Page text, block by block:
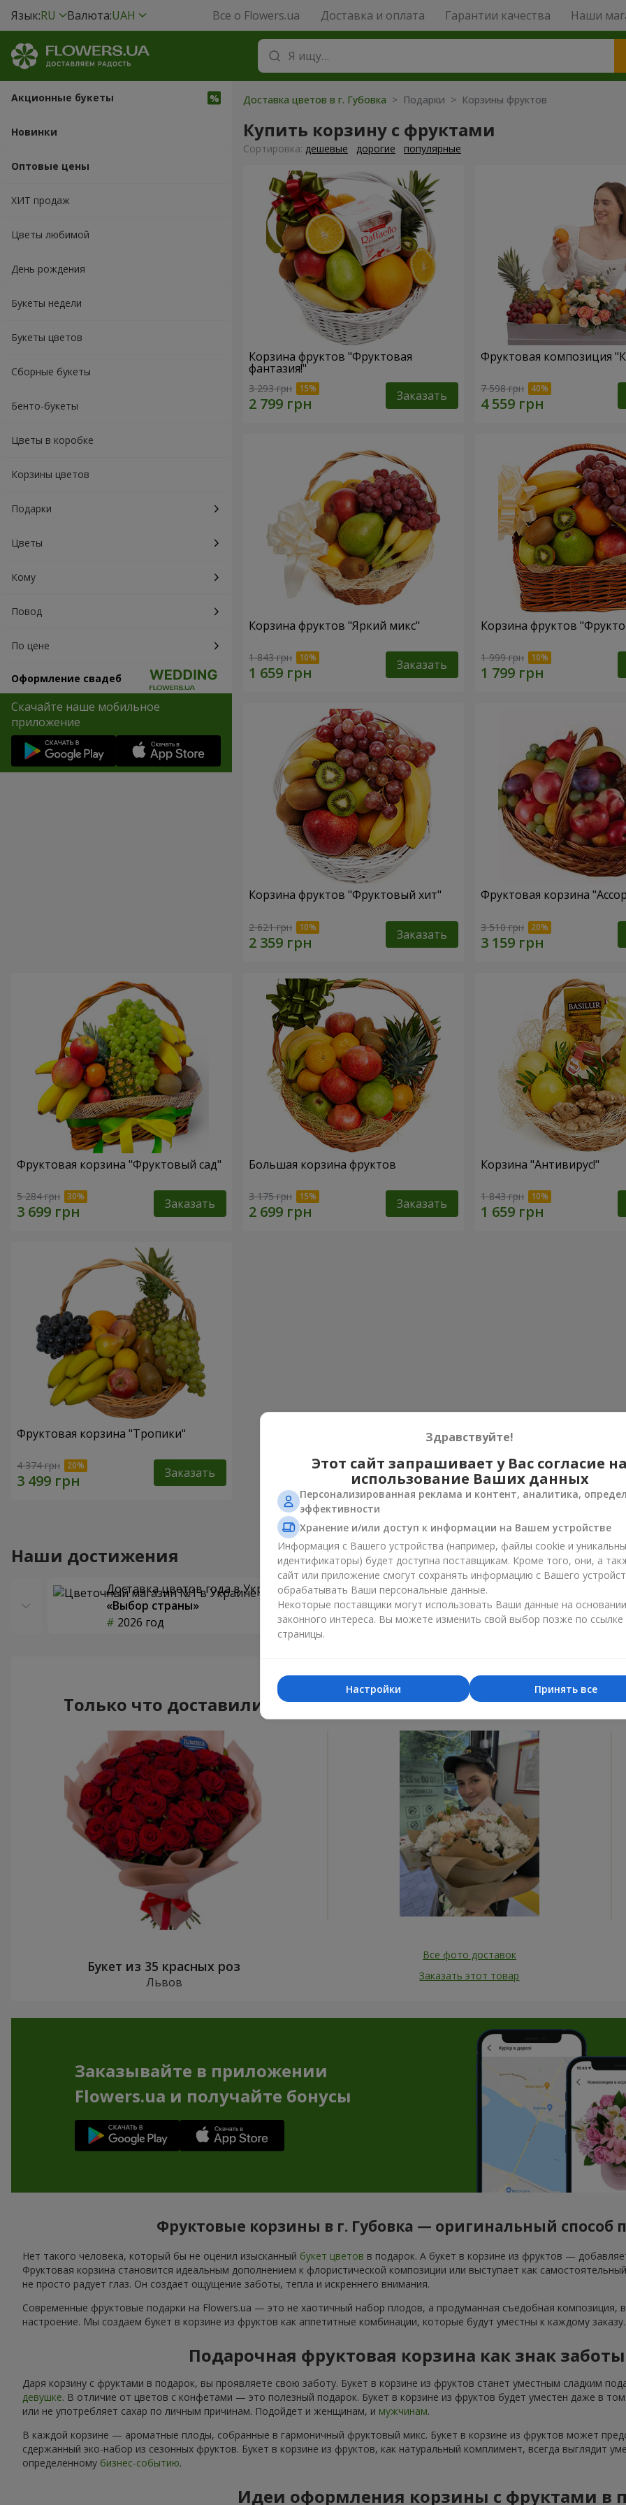
Язык:RU Валюта:UAH Все о Flowers.ua Доставка и оплата Гарантии качества Наши
Акционные букеты
Новинки
Оптовые цены
ХИТ продаж
Цветы любимой
День рождения
Букеты недели
Букеты цветов
Сборные букеты
Бенто-букеты
Цветы в коробке
Корзины цветов
Подарки
Цветы
Кому
Повод
По цене
Оформление свадеб
Скачайте наше мобильное
приложение
Доставка цветов в г. Губовка > Подарки > Корзины фруктов
Купить корзину с фруктами
Cортировка: дешевые дорогие популярные
Корзина фруктов "Фруктовая
фантазия!"
3 293 грн Заказать
Фруктовая композиция
7 598 грн
Корзина фруктов "Яркий микс"
1 843 грн Заказать
Корзина фруктов
1 999 грн
Корзина фруктов "Фруктовый хит"
2 621 грн Заказать
Фруктовая корзина
3 510 грн
Фруктовая корзина "Фруктовый сад"
5 284 грн Заказать
Большая корзина фруктов
3 175 грн Заказать
Корзина "Антивирус!"
1 843 грн
Фруктовая корзина "Тропики"
4 374 грн Заказать
Наши достижения
Доставка цветов года в Украине
«Выбор страны»
2026 год
Лучший цветочный магазин
«Ukrainian Business Award»
2026 год
«Выбор
2025
Только что доставили
Букет из 35 красных роз
Львов
Фотогалерея
Все фото доставок
Заказать этот товар
Заказывайте в приложении
Flowers.ua и получайте бонусы
Фруктовые корзины в г. Губовка — оригинальный способ
Нет такого человека, который бы не оценил изысканный букет цветов в подарок. А букет в корзине из фруктов —
Фруктовая корзина становится идеальным дополнением к флористической композиции или выступает как
не просто радует глаз. Он создает ощущение заботы, тепла и искреннего внимания.
Современные фруктовые подарки на Flowers.ua — это не хаотичный набор плодов, а продуманная съедобная
настроение. Мы создаем букет в корзине из фруктов как аппетитные комбинации, которые будут уместны к каждому заказу.
Подарочная фруктовая корзина как знак
Даря корзину с фруктами в подарок, вы проявляете свою заботу. Букет в корзине из фруктов станет уместным сладким
девушке. В отличие от цветов с конфетами — это полезный подарок. Букет в корзине из фруктов будет уместен даже в
или не употребляет сахар по личным причинам. Подойдет и женщинам, и мужчинам.
В каждой корзине — ароматные плоды, собранные в гармоничный фруктовый микс. Букет в корзине из фруктов может
сдержанный эко-набор из сезонных фруктов. Букет в корзине из фруктов, как натуральный комплимент, всегда выглядит
определенному бизнес-событию.
Идеи оформления корзины с фруктами в
Здравствуйте!
Этот сайт запрашивает у Вас согласие на
использование Ваших данных
Персонализированная реклама и контент, аналитика,
эффективности
Хранение и/или доступ к информации на Вашем устройстве
Информация с Вашего устройства (например, файлы cookie и
идентификаторы) будет доступна поставщикам. Кроме того, они, а
сайт или приложение смогут сохранять информацию с Вашего
обрабатывать Ваши персональные данные.
Некоторые поставщики могут использовать Ваши данные на основании
законного интереса. Вы можете изменить свой выбор позже по ссылке
страницы.
Принять все
Настройки